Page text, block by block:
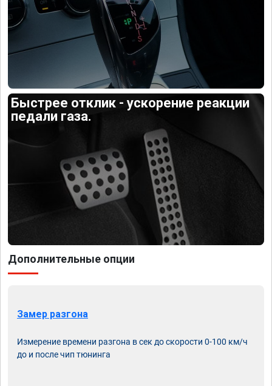
Быстрее отклик - ускорение реакции
педали газа.
Дополнительные опции
Замер разгона
Измерение времени разгона в сек до скорости 0-100 км/ч
до и после чип тюнинга